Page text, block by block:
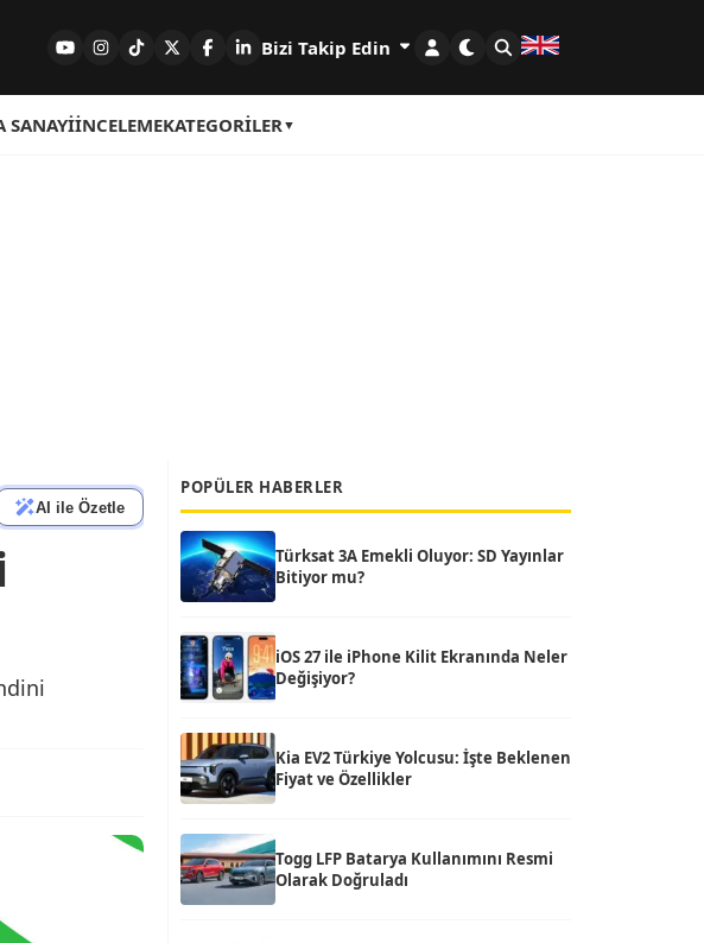
Bizi Takip Edin
SANAYIİNCELEMEKATEGORILER
AI ile Özetle
POPÜLER HABERLER
Türksat 3A Emekli Oluyor: SD Yayınlar
Bitiyor mu?
iOS 27 ile iPhone Kilit Ekranında Neler
Değişiyor?
Kia EV2 Türkiye Yolcusu: İşte Beklenen
Fiyat ve Özellikler
Togg LFP Batarya Kullanımını Resmi
Olarak Doğruladı